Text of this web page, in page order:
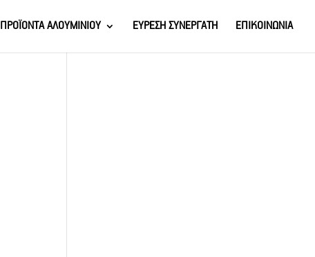
ΠΡΟΪΟΝΤΑ ΑΛΟΥΜΙΝΙΟΥ ΕΥΡΕΣΗ ΣΥΝΕΡΓΑΤΗ ΕΠΙΚΟΙΝΩΝΙΑ